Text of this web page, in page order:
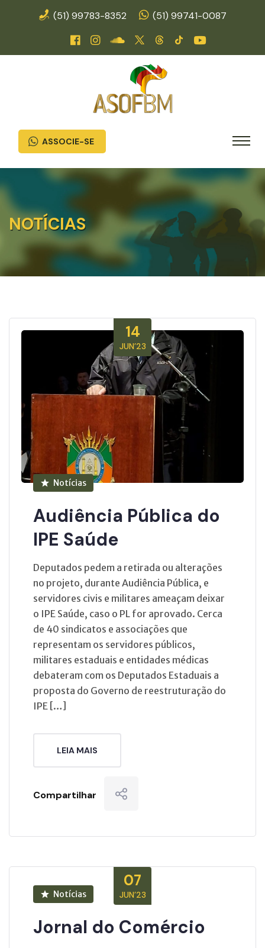
(51) 99783-8352 (51) 99741-0087
ASSOCIE-SE
NOTÍCIAS
14
JUN’23
Notícias
Audiência Pública do
IPE Saúde
Deputados pedem a retirada ou alterações
no projeto, durante Audiência Pública, e
servidores civis e militares ameaçam deixar
o IPE Saúde, caso o PL for aprovado. Cerca
de 40 sindicatos e associações que
representam os servidores públicos,
militares estaduais e entidades médicas
debateram com os Deputados Estaduais a
proposta do Governo de reestruturação do
IPE […]
LEIA MAIS
Compartilhar
07
JUN’23
Notícias
Jornal do Comércio